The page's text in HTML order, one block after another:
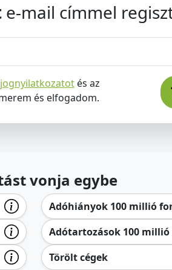
e-mail címmel
jognyilatkozatotés az
és elfogadom.
vonja egybe
Adóhiányok 100 millió
Adótartozások 100
Törölt cégek